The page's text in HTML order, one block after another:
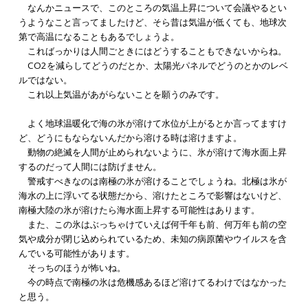
なんかニュースで、このところの気温上昇について会議やるとい
うようなこと言ってましたけど、そら昔は気温が低くても、地球次
第で高温になることもあるでしょうよ。
こればっかりは人間ごときにはどうすることもできないからね。
CO2を減らしてどうのだとか、太陽光パネルでどうのとかのレベ
ルではない。
これ以上気温があがらないことを願うのみです。
よく地球温暖化で海の氷が溶けて水位が上がるとか言ってますけ
ど、どうにもならないんだから溶ける時は溶けますよ。
動物の絶滅を人間が止められないように、氷が溶けて海水面上昇
するのだって人間には防げません。
警戒すべきなのは南極の氷が溶けることでしょうね。北極は氷が
海水の上に浮いてる状態だから、溶けたところで影響はないけど、
南極大陸の氷が溶けたら海水面上昇する可能性はあります。
また、この氷はぶっちゃけていえば何千年も前、何万年も前の空
気や成分が閉じ込められているため、未知の病原菌やウイルスを含
んでいる可能性があります。
そっちのほうが怖いね。
今の時点で南極の氷は危機感あるほど溶けてるわけではなかった
と思う。